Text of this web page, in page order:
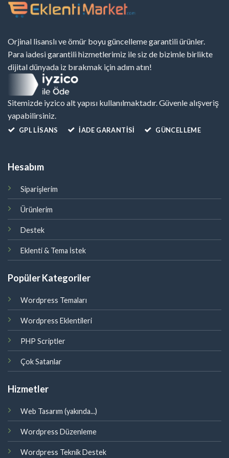
Orjinal lisanslı ve ömür boyu güncelleme garantili ürünler.
Para iadesi garantili hizmetlerimiz ile siz de bizimle birlikte
dijital dünyada iz bırakmak için adım atın!
Sitemizde iyzico alt yapısı kullanılmaktadır. Güvenle alışveriş
yapabilirsiniz.
GPL LISANS İADE GARANTİSİ GÜNCELLEME
Hesabım
Siparişlerim
Ürünlerim
Destek
Eklenti & Tema İstek
Popüler Kategoriler
Wordpress Temaları
Wordpress Eklentileri
PHP Scriptler
Çok Satanlar
Hizmetler
Web Tasarım (yakında...)
Wordpress Düzenleme
Wordpress Teknik Destek